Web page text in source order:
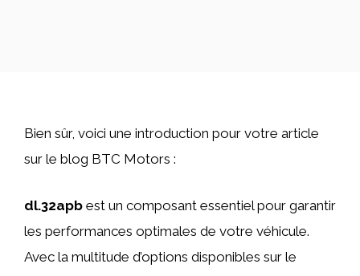
Bien sûr, voici une introduction pour votre article
sur le blog BTC Motors :
dl.32apb est un composant essentiel pour garantir
les performances optimales de votre véhicule.
Avec la multitude d’options disponibles sur le